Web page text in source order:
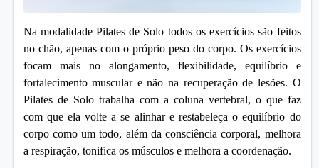
Na modalidade Pilates de Solo todos os exercícios são feitos
no chão, apenas com o próprio peso do corpo. Os exercícios
focam mais no alongamento, flexibilidade, equilíbrio e
fortalecimento muscular e não na recuperação de lesões. O
Pilates de Solo trabalha com a coluna vertebral, o que faz
com que ela volte a se alinhar e restabeleça o equilíbrio do
corpo como um todo, além da consciência corporal, melhora
a respiração, tonifica os músculos e melhora a coordenação.